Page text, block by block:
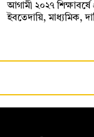
আগামী ২০২৭ শিক্ষাবর্ষে
ইবতেদায়ি, মাধ্যমিক,